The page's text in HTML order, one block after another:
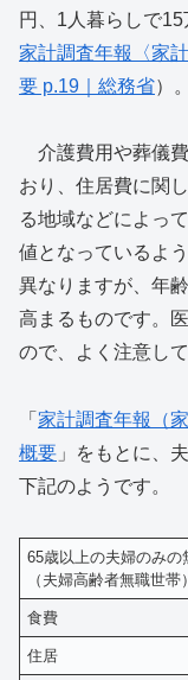
円、1人暮らしで
家計調査年報〈家
要 p.19｜総務省）。
介護費用や葬儀
おり、住居費に関
る地域などによっ
値となっているよ
異なりますが、年
高まるものです。
ので、よく注意し
「 家計調査年報（
概要 」をもとに、
下記のようです。
65歳以上の夫婦のみの
（夫婦高齢者無職世帯）
食費
住居